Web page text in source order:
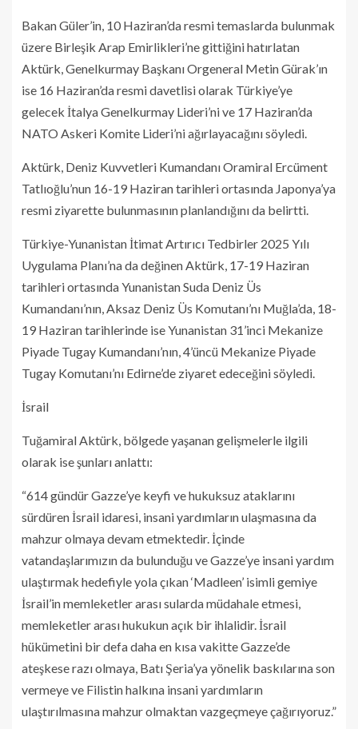
Bakan Güler’in, 10 Haziran’da resmi temaslarda bulunmak
üzere Birleşik Arap Emirlikleri’ne gittiğini hatırlatan
Aktürk, Genelkurmay Başkanı Orgeneral Metin Gürak’ın
ise 16 Haziran’da resmi davetlisi olarak Türkiye’ye
gelecek İtalya Genelkurmay Lideri’ni ve 17 Haziran’da
NATO Askeri Komite Lideri’ni ağırlayacağını söyledi.
Aktürk, Deniz Kuvvetleri Kumandanı Oramiral Ercüment
Tatlıoğlu’nun 16-19 Haziran tarihleri ortasında Japonya’ya
resmi ziyarette bulunmasının planlandığını da belirtti.
Türkiye-Yunanistan İtimat Artırıcı Tedbirler 2025 Yılı
Uygulama Planı’na da değinen Aktürk, 17-19 Haziran
tarihleri ortasında Yunanistan Suda Deniz Üs
Kumandanı’nın, Aksaz Deniz Üs Komutanı’nı Muğla’da, 18-
19 Haziran tarihlerinde ise Yunanistan 31’inci Mekanize
Piyade Tugay Kumandanı’nın, 4’üncü Mekanize Piyade
Tugay Komutanı’nı Edirne’de ziyaret edeceğini söyledi.
İsrail
Tuğamiral Aktürk, bölgede yaşanan gelişmelerle ilgili
olarak ise şunları anlattı:
“614 gündür Gazze’ye keyfi ve hukuksuz ataklarını
sürdüren İsrail idaresi, insani yardımların ulaşmasına da
mahzur olmaya devam etmektedir. İçinde
vatandaşlarımızın da bulunduğu ve Gazze’ye insani yardım
ulaştırmak hedefiyle yola çıkan ‘Madleen’ isimli gemiye
İsrail’in memleketler arası sularda müdahale etmesi,
memleketler arası hukukun açık bir ihlalidir. İsrail
hükümetini bir defa daha en kısa vakitte Gazze’de
ateşkese razı olmaya, Batı Şeria’ya yönelik baskılarına son
vermeye ve Filistin halkına insani yardımların
ulaştırılmasına mahzur olmaktan vazgeçmeye çağırıyoruz.”